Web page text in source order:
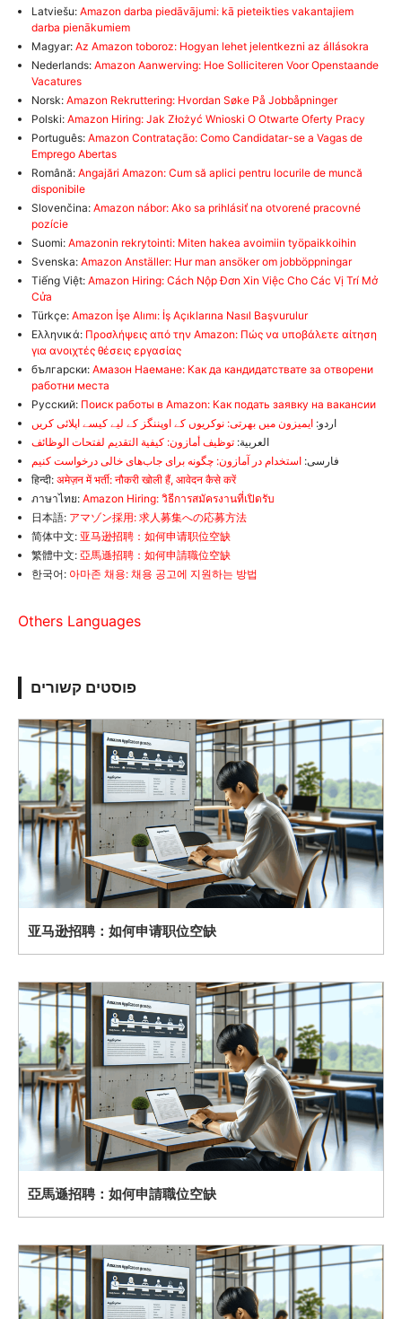
Latviešu: Amazon darba piedāvājumi: kā pieteikties vakantajiem
darba pienākumiem
Magyar: Az Amazon toboroz: Hogyan lehet jelentkezni az állásokra
Nederlands: Amazon Aanwerving: Hoe Solliciteren Voor Openstaande
Vacatures
Norsk: Amazon Rekruttering: Hvordan Søke På Jobbåpninger
Polski: Amazon Hiring: Jak Złożyć Wnioski O Otwarte Oferty Pracy
Português: Amazon Contratação: Como Candidatar-se a Vagas de
Emprego Abertas
Română: Angajări Amazon: Cum să aplici pentru locurile de muncă
disponibile
Slovenčina: Amazon nábor: Ako sa prihlásiť na otvorené pracovné
pozície
Suomi: Amazonin rekrytointi: Miten hakea avoimiin työpaikkoihin
Svenska: Amazon Anställer: Hur man ansöker om jobböppningar
Tiếng Việt: Amazon Hiring: Cách Nộp Đơn Xin Việc Cho Các Vị Trí Mở
Cửa
Türkçe: Amazon İşe Alımı: İş Açıklarına Nasıl Başvurulur
Ελληνικά: Προσλήψεις από την Amazon: Πώς να υποβάλετε αίτηση
για ανοιχτές θέσεις εργασίας
български: Амазон Наемане: Как да кандидатствате за отворени
работни места
Русский: Поиск работы в Amazon: Как подать заявку на вакансии
اردو: ایمیزون میں بھرتی: نوکریوں کے اوپننگز کے لیے کیسے اپلائی کریں
العربية: توظيف أمازون: كيفية التقديم لفتحات الوظائف
فارسی: استخدام در آمازون: چگونه برای جاب‌های خالی درخواست کنیم
हिन्दी: अमेज़न में भर्ती: नौकरी खोली हैं, आवेदन कैसे करें
ภาษาไทย: Amazon Hiring: วิธีการสมัครงานที่เปิดรับ
日本語: アマゾン採用: 求人募集への応募方法
简体中文: 亚马逊招聘：如何申请职位空缺
繁體中文: 亞馬遜招聘：如何申請職位空缺
한국어: 아마존 채용: 채용 공고에 지원하는 방법
Others Languages
פוסטים קשורים
亚马逊招聘：如何申请职位空缺
亞馬遜招聘：如何申請職位空缺